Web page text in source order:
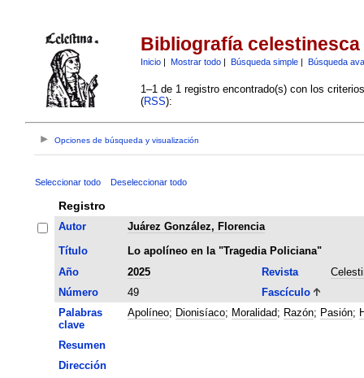
Bibliografía celestinesca
Inicio| Mostrar todo| Búsqueda simple| Búsqueda
1–1 de 1 registro encontrado(s) con los
(RSS):
Opciones de búsqueda y visualización
Seleccionar todo Deseleccionar todo
Registro
Autor
Juárez González, Florencia
Título
Lo apolíneo en la "Tragedia Policiana"
Año
2025 Revista
Número
49
Fascículo
Palabras
clave
Apolíneo; Dionisíaco; Moralidad; Razón; Pasión;
Resumen
Dirección